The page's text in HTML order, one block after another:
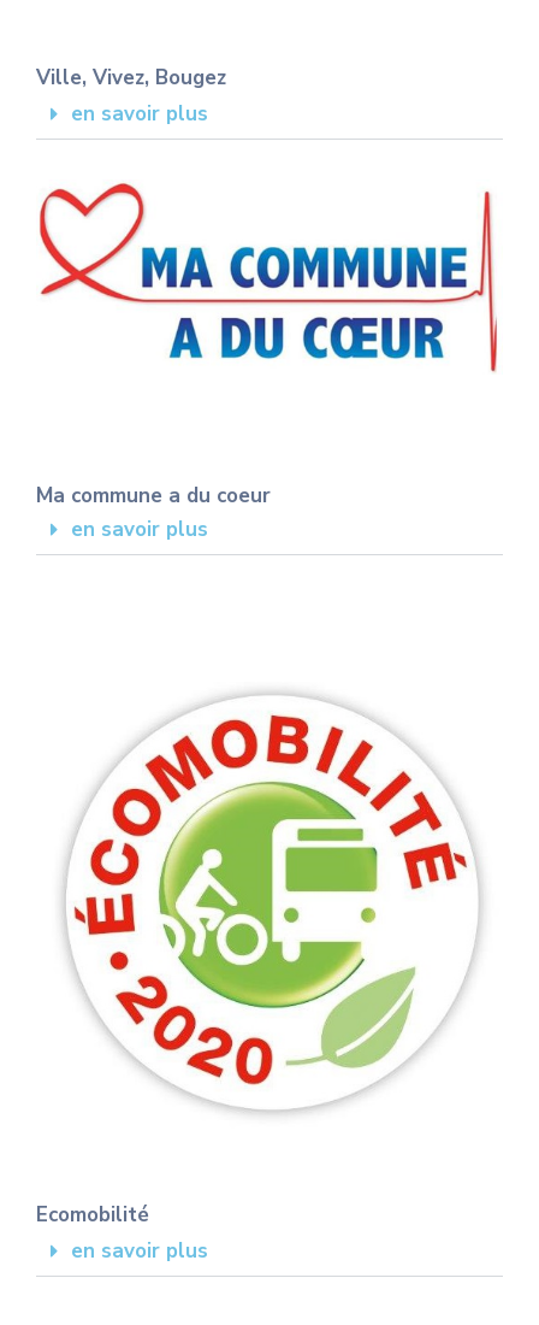
Ville, Vivez, Bougez
en savoir plus
Ma commune a du coeur
en savoir plus
Ecomobilité
en savoir plus